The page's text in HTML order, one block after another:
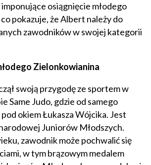
osiągnięcie młodego
pokazuje, że Albert należy do
zawodników w swojej kategorii
Zielonkowianina
swoją przygodę ze sportem w
Same Judo, gdzie od samego
okiem Łukasza Wójcika. Jest
Juniorów Młodszych.
zawodnik może pochwalić się
w tym brązowym medalem